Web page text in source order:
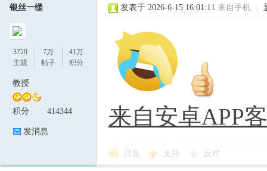
银丝一缕
3729
主题
7万
帖子
41万
积分
教授
积分 414344
发消息
发表于 2026-6-15 16:01:11 来自手机
来自安卓APP
回复 支持 反对